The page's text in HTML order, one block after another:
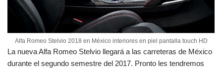
Alfa Romeo Stelvio 2018 en México interiores en piel pantalla touch HD
La nueva Alfa Romeo Stelvio llegará a las carreteras de México
durante el segundo semestre del 2017. Pronto les tendremos